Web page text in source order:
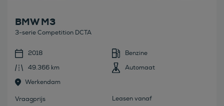
BMW M3
3-serie Competition DCTA
2018
Benzine
49.366 km
Automaat
Werkendam
Vraagprijs Leasen vanaf